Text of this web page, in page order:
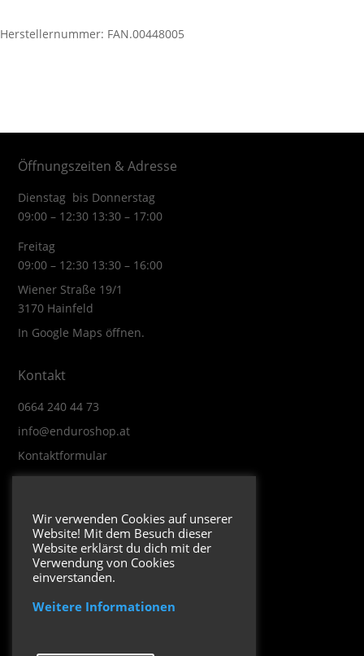
Herstellernummer: FAN.00448005
Öffnungszeiten & Adresse
Dienstag bis Donnerstag
09:00 – 12:30 13:30 – 17:00
Freitag
09:00 – 12:30 13:30 – 16:00
Wiener Straße 19/1
3170 Hainfeld
In Google Maps öffnen.
Kontakt
0664 240 44 73
info@enduroshop.at
Kontaktformular
Impressum
Datenschutzerklärung
Folge uns
Wir verwenden Cookies auf unserer
Website! Mit dem Besuch dieser
Website erklärst du dich mit der
Verwendung von Cookies
einverstanden.
Weitere Informationen